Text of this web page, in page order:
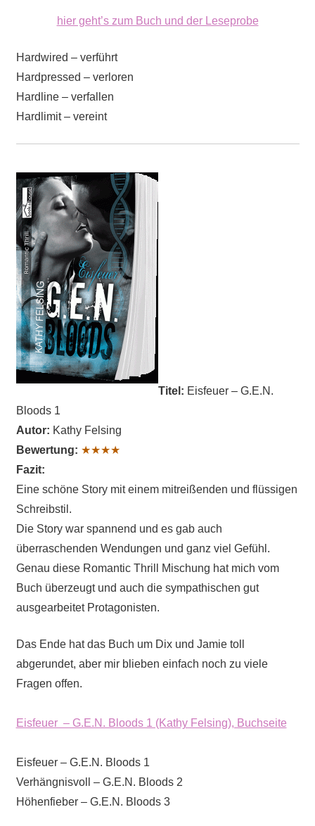
hier geht’s zum Buch und der Leseprobe
Hardwired – verführt
Hardpressed – verloren
Hardline – verfallen
Hardlimit – vereint
Titel: Eisfeuer – G.E.N.
Bloods 1
Autor: Kathy Felsing
Bewertung: ★★★★
Fazit:
Eine schöne Story mit einem mitreißenden und flüssigen
Schreibstil.
Die Story war spannend und es gab auch
überraschenden Wendungen und ganz viel Gefühl.
Genau diese Romantic Thrill Mischung hat mich vom
Buch überzeugt und auch die sympathischen gut
ausgearbeitet Protagonisten.
Das Ende hat das Buch um Dix und Jamie toll
abgerundet, aber mir blieben einfach noch zu viele
Fragen offen.
Eisfeuer – G.E.N. Bloods 1 (Kathy Felsing), Buchseite
Eisfeuer – G.E.N. Bloods 1
Verhängnisvoll – G.E.N. Bloods 2
Höhenfieber – G.E.N. Bloods 3